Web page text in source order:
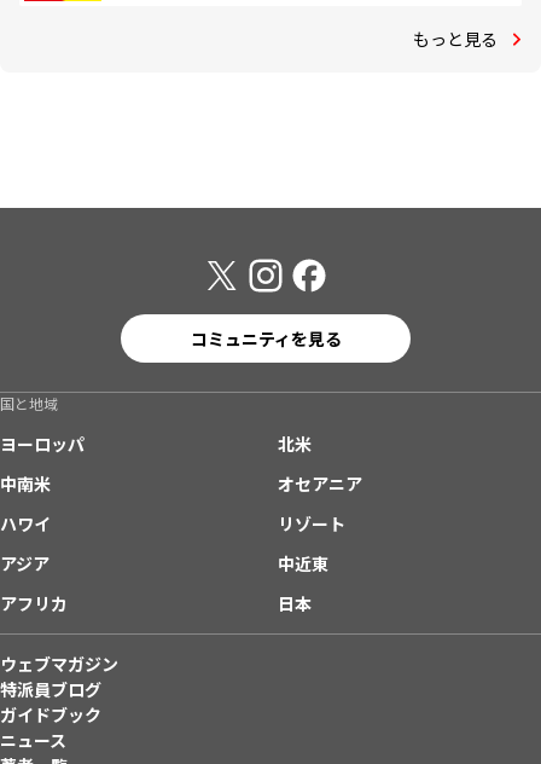
もっと見る
コミュニティを見る
国と地域
ヨーロッパ
北米
中南米
オセアニア
ハワイ
リゾート
アジア
中近東
アフリカ
日本
ウェブマガジン
特派員ブログ
ガイドブック
ニュース